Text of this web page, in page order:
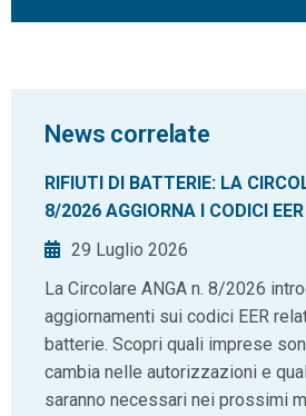
News correlate
RIFIUTI DI BATTERIE: LA
8/2026 AGGIORNA I CODICI EER
29 Luglio 2026
La Circolare ANGA n. 8/2026
aggiornamenti sui codici EER
batterie. Scopri quali imprese
cambia nelle autorizzazioni e
saranno necessari nei prossimi